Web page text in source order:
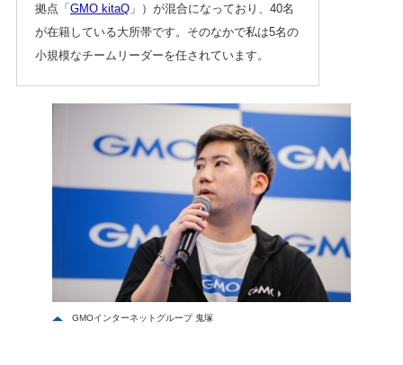
拠点「GMO kitaQ」）が混合になっており、40名
が在籍している大所帯です。そのなかで私は5名の
小規模なチームリーダーを任されています。
GMOインターネットグループ 鬼塚